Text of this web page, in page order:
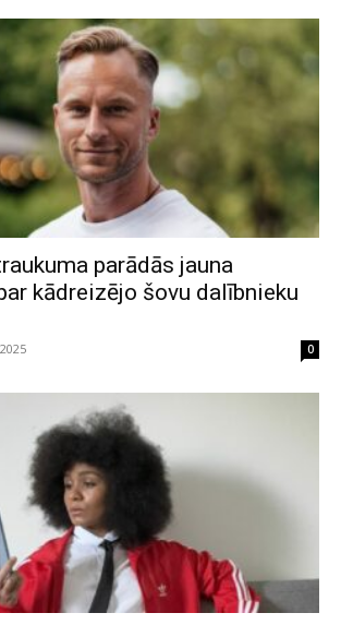
parādās jauna
kādreizējo šovu dalībnieku
0